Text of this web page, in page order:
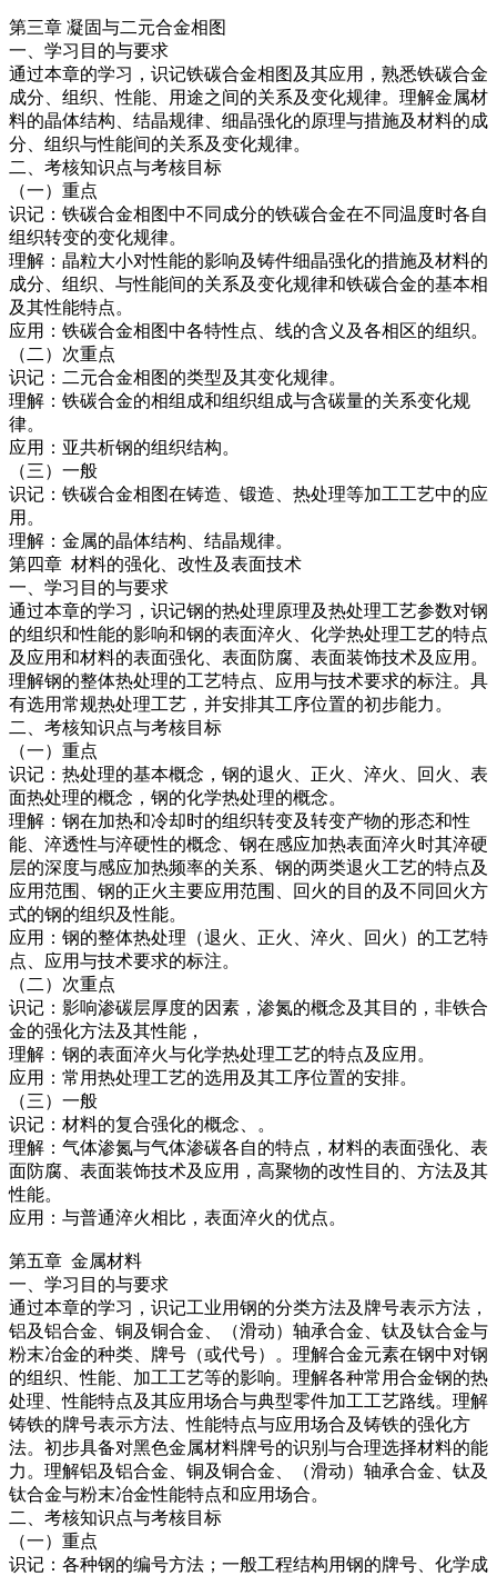
第三章 凝固与二元合金相图
一、学习目的与要求
通过本章的学习，识记铁碳合金相图及其应用，熟悉铁碳合金
成分、组织、性能、用途之间的关系及变化规律。理解金属材
料的晶体结构、结晶规律、细晶强化的原理与措施及材料的成
分、组织与性能间的关系及变化规律。
二、考核知识点与考核目标
（一）重点
识记：铁碳合金相图中不同成分的铁碳合金在不同温度时各自
组织转变的变化规律。
理解：晶粒大小对性能的影响及铸件细晶强化的措施及材料的
成分、组织、与性能间的关系及变化规律和铁碳合金的基本相
及其性能特点。
应用：铁碳合金相图中各特性点、线的含义及各相区的组织。
（二）次重点
识记：二元合金相图的类型及其变化规律。
理解：铁碳合金的相组成和组织组成与含碳量的关系变化规
律。
应用：亚共析钢的组织结构。
（三）一般
识记：铁碳合金相图在铸造、锻造、热处理等加工工艺中的应
用。
理解：金属的晶体结构、结晶规律。
第四章 材料的强化、改性及表面技术
一、学习目的与要求
通过本章的学习，识记钢的热处理原理及热处理工艺参数对钢
的组织和性能的影响和钢的表面淬火、化学热处理工艺的特点
及应用和材料的表面强化、表面防腐、表面装饰技术及应用。
理解钢的整体热处理的工艺特点、应用与技术要求的标注。具
有选用常规热处理工艺，并安排其工序位置的初步能力。
二、考核知识点与考核目标
（一）重点
识记：热处理的基本概念，钢的退火、正火、淬火、回火、表
面热处理的概念，钢的化学热处理的概念。
理解：钢在加热和冷却时的组织转变及转变产物的形态和性
能、淬透性与淬硬性的概念、钢在感应加热表面淬火时其淬硬
层的深度与感应加热频率的关系、钢的两类退火工艺的特点及
应用范围、钢的正火主要应用范围、回火的目的及不同回火方
式的钢的组织及性能。
应用：钢的整体热处理（退火、正火、淬火、回火）的工艺特
点、应用与技术要求的标注。
（二）次重点
识记：影响渗碳层厚度的因素，渗氮的概念及其目的，非铁合
金的强化方法及其性能，
理解：钢的表面淬火与化学热处理工艺的特点及应用。
应用：常用热处理工艺的选用及其工序位置的安排。
（三）一般
识记：材料的复合强化的概念、。
理解：气体渗氮与气体渗碳各自的特点，材料的表面强化、表
面防腐、表面装饰技术及应用，高聚物的改性目的、方法及其
性能。
应用：与普通淬火相比，表面淬火的优点。
第五章 金属材料
一、学习目的与要求
通过本章的学习，识记工业用钢的分类方法及牌号表示方法，
铝及铝合金、铜及铜合金、（滑动）轴承合金、钛及钛合金与
粉末冶金的种类、牌号（或代号）。理解合金元素在钢中对钢
的组织、性能、加工工艺等的影响。理解各种常用合金钢的热
处理、性能特点及其应用场合与典型零件加工工艺路线。理解
铸铁的牌号表示方法、性能特点与应用场合及铸铁的强化方
法。初步具备对黑色金属材料牌号的识别与合理选择材料的能
力。理解铝及铝合金、铜及铜合金、（滑动）轴承合金、钛及
钛合金与粉末冶金性能特点和应用场合。
二、考核知识点与考核目标
（一）重点
识记：各种钢的编号方法；一般工程结构用钢的牌号、化学成